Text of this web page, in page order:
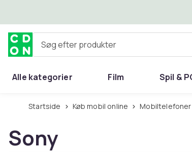
Søg efter produkter
Alle kategorier Film Spil &
Hjem & have
Startside Køb mobil online Mobiltelefoner
Sony